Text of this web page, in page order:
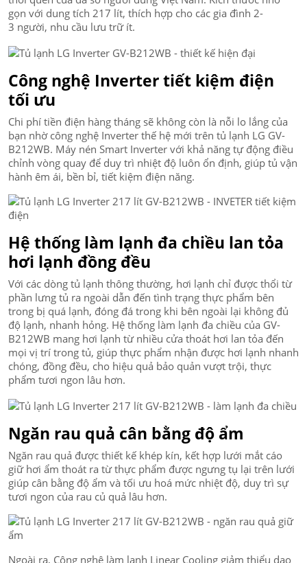
gọn với dung tích 217 lít, thích hợp cho các gia đình 2-
3 người, nhu cầu lưu trữ ít.
Công nghệ Inverter tiết kiệm điện
tối ưu
Chi phí tiền điện hàng tháng sẽ không còn là nỗi lo lắng của
bạn nhờ công nghệ Inverter thế hệ mới trên tủ lạnh LG GV-
B212WB. Máy nén Smart Inverter với khả năng tự động điều
chỉnh vòng quay để duy trì nhiệt độ luôn ổn định, giúp tủ vận
hành êm ái, bền bỉ, tiết kiệm điện năng.
Hệ thống làm lạnh đa chiều lan tỏa
hơi lạnh đồng đều
Với các dòng tủ lạnh thông thường, hơi lạnh chỉ được thổi từ
phần lưng tủ ra ngoài dẫn đến tình trạng thực phẩm bên
trong bị quá lạnh, đóng đá trong khi bên ngoài lại không đủ
độ lạnh, nhanh hỏng. Hệ thống làm lạnh đa chiều của GV-
B212WB mang hơi lạnh từ nhiều cửa thoát hơi lan tỏa đến
mọi vị trí trong tủ, giúp thực phẩm nhận được hơi lạnh nhanh
chóng, đồng đều, cho hiệu quả bảo quản vượt trội, thực
phẩm tươi ngon lâu hơn.
Ngăn rau quả cân bằng độ ẩm
Ngăn rau quả được thiết kế khép kín, kết hợp lưới mắt cáo
giữ hơi ẩm thoát ra từ thực phẩm được ngưng tụ lại trên lưới
giúp cân bằng độ ẩm và tối ưu hoá mức nhiệt độ, duy trì sự
tươi ngon của rau củ quả lâu hơn.
Ngoài ra, Công nghệ làm lạnh Linear Cooling giảm thiểu dao